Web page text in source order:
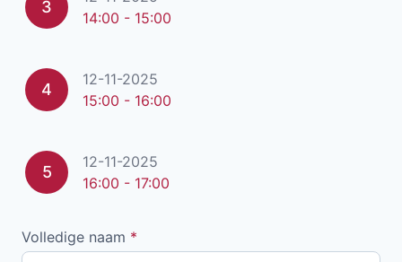
3
14:00 - 15:00
4
12-11-2025
15:00 - 16:00
5
12-11-2025
16:00 - 17:00
Volledige naam *